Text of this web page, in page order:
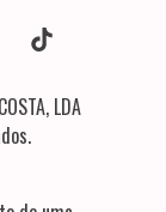
LDA